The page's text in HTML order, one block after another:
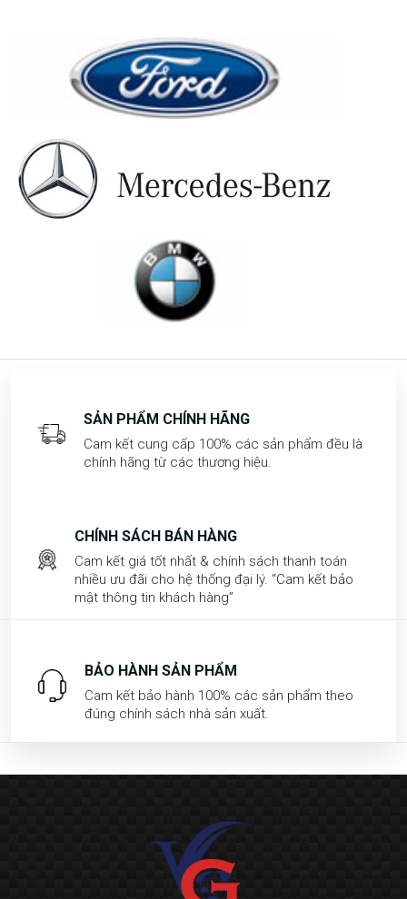
SẢN PHẨM CHÍNH HÃNG
Cam kết cung cấp 100% các sản phẩm đều là
chính hãng từ các thương hiệu.
CHÍNH SÁCH BÁN HÀNG
Cam kết giá tốt nhất & chính sách thanh toán
nhiều ưu đãi cho hệ thống đại lý. “Cam kết bảo
mật thông tin khách hàng”
BẢO HÀNH SẢN PHẨM
Cam kết bảo hành 100% các sản phẩm theo
đúng chính sách nhà sản xuất.